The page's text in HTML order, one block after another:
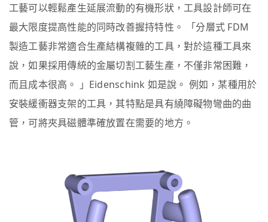
工藝可以輕鬆產生延展流動的有機形狀，工具設計師可在
最大限度提高性能的同時改善握持特性。 「分層式 FDM
製造工藝非常適合生產結構複雜的工具，對於這種工具來
說，如果採用傳統的金屬切割工藝生產，不僅非常困難，
而且成本很高。 」Eidenschink 如是說。 例如，某種用於
安裝緩衝器支架的工具，其特點是具有繞障礙物彎曲的曲
管，可將夾具磁體準確放置在需要的地方。